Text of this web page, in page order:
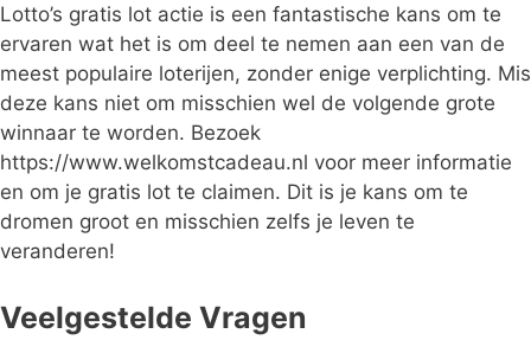
Lotto’s gratis lot actie is een fantastische kans om te
ervaren wat het is om deel te nemen aan een van de
meest populaire loterijen, zonder enige verplichting. Mis
deze kans niet om misschien wel de volgende grote
winnaar te worden. Bezoek
https://www.welkomstcadeau.nl voor meer informatie
en om je gratis lot te claimen. Dit is je kans om te
dromen groot en misschien zelfs je leven te
veranderen!
Veelgestelde Vragen